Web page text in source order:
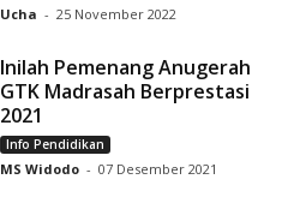
Ucha - 25 November 2022
Inilah Pemenang Anugerah
GTK Madrasah Berprestasi
2021
Info Pendidikan
MS Widodo - 07 Desember 2021